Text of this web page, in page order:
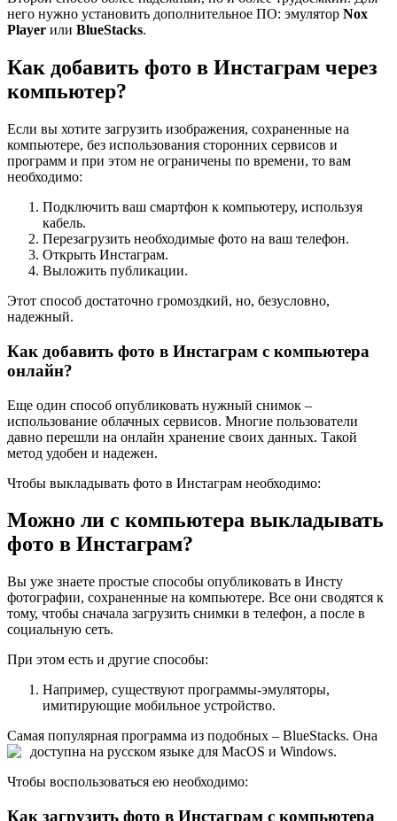
него нужно установить дополнительное ПО: эмулятор Nox
Player или BlueStacks.
Как добавить фото в Инстаграм через
компьютер?
Если вы хотите загрузить изображения, сохраненные на
компьютере, без использования сторонних сервисов и
программ и при этом не ограничены по времени, то вам
необходимо:
Подключить ваш смартфон к компьютеру, используя
кабель.
Перезагрузить необходимые фото на ваш телефон.
Открыть Инстаграм.
Выложить публикации.
Этот способ достаточно громоздкий, но, безусловно,
надежный.
Как добавить фото в Инстаграм с компьютера
онлайн?
Еще один способ опубликовать нужный снимок –
использование облачных сервисов. Многие пользователи
давно перешли на онлайн хранение своих данных. Такой
метод удобен и надежен.
Чтобы выкладывать фото в Инстаграм необходимо:
Можно ли с компьютера выкладывать
фото в Инстаграм?
Вы уже знаете простые способы опубликовать в Инсту
фотографии, сохраненные на компьютере. Все они сводятся к
тому, чтобы сначала загрузить снимки в телефон, а после в
социальную сеть.
При этом есть и другие способы:
Например, существуют программы-эмуляторы,
имитирующие мобильное устройство.
Самая популярная программа из подобных – BlueStacks. Она
доступна на русском языке для MacOS и Windows.
Чтобы воспользоваться ею необходимо:
Как загрузить фото в Инстаграм с компьютера